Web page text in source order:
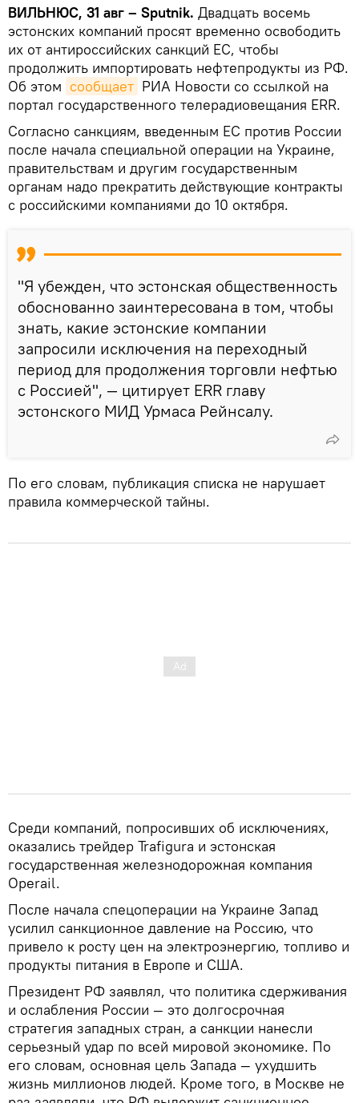
ВИЛЬНЮС, 31 авг – Sputnik. Двадцать восемь
эстонских компаний просят временно освободить
их от антироссийских санкций ЕС, чтобы
продолжить импортировать нефтепродукты из РФ.
Об этом сообщает РИА Новости со ссылкой на
портал государственного телерадиовещания ERR.
Согласно санкциям, введенным ЕС против России
после начала специальной операции на Украине,
правительствам и другим государственным
органам надо прекратить действующие контракты
с российскими компаниями до 10 октября.
"Я убежден, что эстонская общественность
обоснованно заинтересована в том, чтобы
знать, какие эстонские компании
запросили исключения на переходный
период для продолжения торговли нефтью
с Россией", — цитирует ERR главу
эстонского МИД Урмаса Рейнсалу.
По его словам, публикация списка не нарушает
правила коммерческой тайны.
Среди компаний, попросивших об исключениях,
оказались трейдер Trafigura и эстонская
государственная железнодорожная компания
Operail.
После начала спецоперации на Украине Запад
усилил санкционное давление на Россию, что
привело к росту цен на электроэнергию, топливо и
продукты питания в Европе и США.
Президент РФ заявлял, что политика сдерживания
и ослабления России — это долгосрочная
стратегия западных стран, а санкции нанесли
серьезный удар по всей мировой экономике. По
его словам, основная цель Запада — ухудшить
жизнь миллионов людей. Кроме того, в Москве не